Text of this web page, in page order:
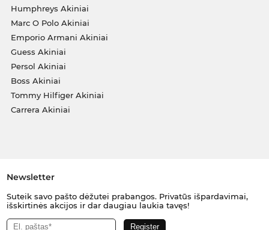
Humphreys Akiniai
Marc O Polo Akiniai
Emporio Armani Akiniai
Guess Akiniai
Persol Akiniai
Boss Akiniai
Tommy Hilfiger Akiniai
Carrera Akiniai
Newsletter
Suteik savo pašto dėžutei prabangos. Privatūs išpardavimai,
išskirtinės akcijos ir dar daugiau laukia tavęs!